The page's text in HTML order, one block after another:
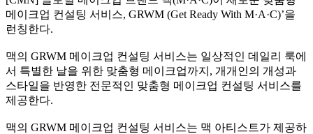
메이크업 컨설팅 서비스, GRWM (Get Ready With M·A·C)’을
런칭한다.
맥의 GRWM 메이크업 컨설팅 서비스는 일상적인 데일리 룩에
서 특별한 날을 위한 맞춤형 메이크업까지, 개개인의 개성과
스타일을 반영한 전문적인 맞춤형 메이크업 컨설팅 서비스를
제공한다.
맥의 GRWM 메이크업 컨설팅 서비스는 맥 아티스트가 제공하